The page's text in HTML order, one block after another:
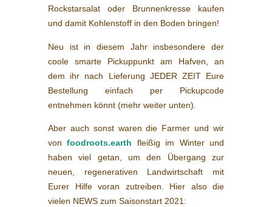
Rockstarsalat oder Brunnenkresse kaufen
und damit Kohlenstoff in den Boden bringen!
Neu ist in diesem Jahr insbesondere der
coole smarte Pickuppunkt am Hafven, an
dem ihr nach Lieferung JEDER ZEIT Eure
Bestellung einfach per Pickupcode
entnehmen könnt (mehr weiter unten).
Aber auch sonst waren die Farmer und wir
vonfoodroots.earth fleißig im Winter und
haben viel getan, um den Übergang zur
neuen, regenerativen Landwirtschaft mit
Eurer Hilfe voran zutreiben. Hier also die
vielen NEWS zum Saisonstart 2021: